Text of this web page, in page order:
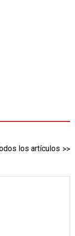
los artículos